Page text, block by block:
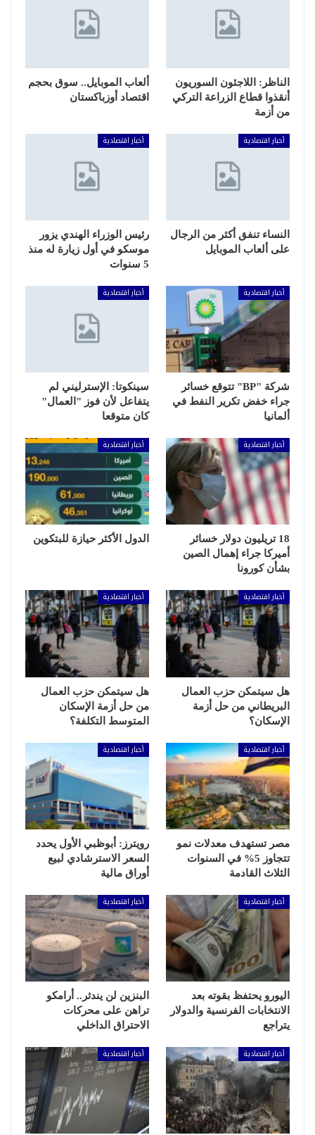
الناظر: اللاجئون السوريون
أنقذوا قطاع الزراعة التركي
من أزمة
ألعاب الموبايل.. سوق بحجم
اقتصاد أوزباكستان
أخبار اقتصادية
النساء تنفق أكثر من الرجال
على ألعاب الموبايل
أخبار اقتصادية
رئيس الوزراء الهندي يزور
موسكو في أول زيارة له منذ
5 سنوات
أخبار اقتصادية
شركة "BP" تتوقع خسائر
جراء خفض تكرير النفط في
ألمانيا
أخبار اقتصادية
سينكوتا: الإسترليني لم
يتفاعل لأن فوز "العمال"
كان متوقعا
أخبار اقتصادية
18 تريليون دولار خسائر
أميركا جراء إهمال الصين
بشأن كورونا
أخبار اقتصادية
الدول الأكثر حيازة للبتكوين
أخبار اقتصادية
هل سيتمكن حزب العمال
البريطاني من حل أزمة
الإسكان؟
أخبار اقتصادية
هل سيتمكن حزب العمال
من حل أزمة الإسكان
المتوسط التكلفة؟
أخبار اقتصادية
مصر تستهدف معدلات نمو
تتجاوز 5% في السنوات
الثلاث القادمة
أخبار اقتصادية
رويترز: أبوظبي الأول يحدد
السعر الاسترشادي لبيع
أوراق مالية
أخبار اقتصادية
اليورو يحتفظ بقوته بعد
الانتخابات الفرنسية والدولار
يتراجع
أخبار اقتصادية
البنزين لن يندثر.. أرامكو
تراهن على محركات
الاحتراق الداخلي
أخبار اقتصادية أخبار اقتصادية